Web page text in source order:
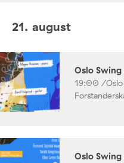
21. august
Oslo
19:00 /
Oslo